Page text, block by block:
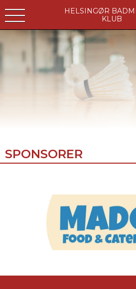
HELSINGØR
KLUB
SPONSORER